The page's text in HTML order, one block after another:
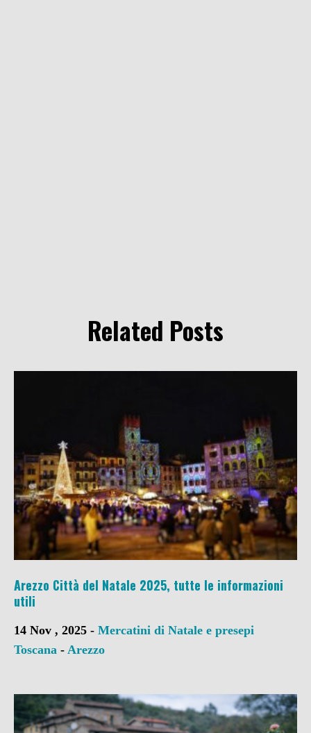
Related Posts
Arezzo Città del Natale 2025, tutte le informazioni
utili
14 Nov , 2025 - Mercatini di Natale e presepi
Toscana - Arezzo